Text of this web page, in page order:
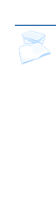
copertina